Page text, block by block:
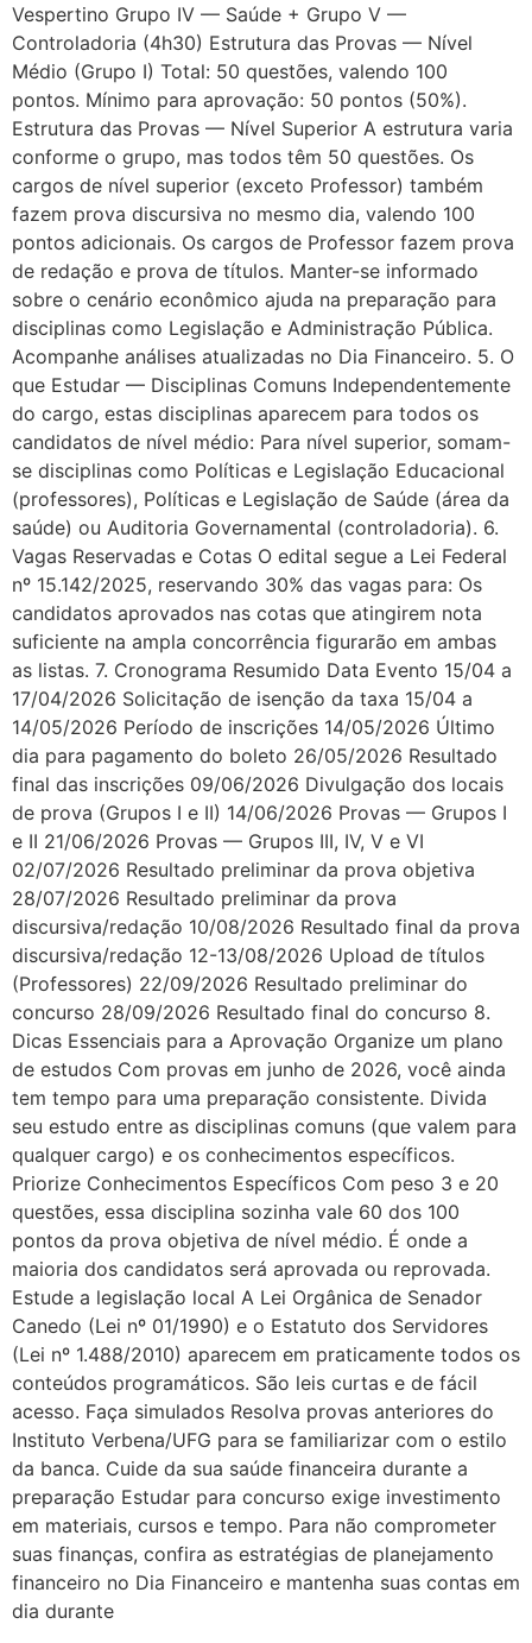
Vespertino Grupo IV — Saúde + Grupo V —
Controladoria (4h30) Estrutura das Provas — Nível
Médio (Grupo I) Total: 50 questões, valendo 100
pontos. Mínimo para aprovação: 50 pontos (50%).
Estrutura das Provas — Nível Superior A estrutura varia
conforme o grupo, mas todos têm 50 questões. Os
cargos de nível superior (exceto Professor) também
fazem prova discursiva no mesmo dia, valendo 100
pontos adicionais. Os cargos de Professor fazem prova
de redação e prova de títulos. Manter-se informado
sobre o cenário econômico ajuda na preparação para
disciplinas como Legislação e Administração Pública.
Acompanhe análises atualizadas no Dia Financeiro. 5. O
que Estudar — Disciplinas Comuns Independentemente
do cargo, estas disciplinas aparecem para todos os
candidatos de nível médio: Para nível superior, somam-
se disciplinas como Políticas e Legislação Educacional
(professores), Políticas e Legislação de Saúde (área da
saúde) ou Auditoria Governamental (controladoria). 6.
Vagas Reservadas e Cotas O edital segue a Lei Federal
nº 15.142/2025, reservando 30% das vagas para: Os
candidatos aprovados nas cotas que atingirem nota
suficiente na ampla concorrência figurarão em ambas
as listas. 7. Cronograma Resumido Data Evento 15/04 a
17/04/2026 Solicitação de isenção da taxa 15/04 a
14/05/2026 Período de inscrições 14/05/2026 Último
dia para pagamento do boleto 26/05/2026 Resultado
final das inscrições 09/06/2026 Divulgação dos locais
de prova (Grupos I e II) 14/06/2026 Provas — Grupos I
e II 21/06/2026 Provas — Grupos III, IV, V e VI
02/07/2026 Resultado preliminar da prova objetiva
28/07/2026 Resultado preliminar da prova
discursiva/redação 10/08/2026 Resultado final da prova
discursiva/redação 12-13/08/2026 Upload de títulos
(Professores) 22/09/2026 Resultado preliminar do
concurso 28/09/2026 Resultado final do concurso 8.
Dicas Essenciais para a Aprovação Organize um plano
de estudos Com provas em junho de 2026, você ainda
tem tempo para uma preparação consistente. Divida
seu estudo entre as disciplinas comuns (que valem para
qualquer cargo) e os conhecimentos específicos.
Priorize Conhecimentos Específicos Com peso 3 e 20
questões, essa disciplina sozinha vale 60 dos 100
pontos da prova objetiva de nível médio. É onde a
maioria dos candidatos será aprovada ou reprovada.
Estude a legislação local A Lei Orgânica de Senador
Canedo (Lei nº 01/1990) e o Estatuto dos Servidores
(Lei nº 1.488/2010) aparecem em praticamente todos os
conteúdos programáticos. São leis curtas e de fácil
acesso. Faça simulados Resolva provas anteriores do
Instituto Verbena/UFG para se familiarizar com o estilo
da banca. Cuide da sua saúde financeira durante a
preparação Estudar para concurso exige investimento
em materiais, cursos e tempo. Para não comprometer
suas finanças, confira as estratégias de planejamento
financeiro no Dia Financeiro e mantenha suas contas em
dia durante